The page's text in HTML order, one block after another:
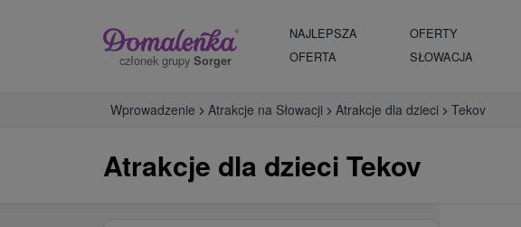
członek grupy Sorger
NAJLEPSZA
OFERTA
OFERTY
SŁOWACJA
Wprowadzenie Atrakcje na Słowacji Atrakcje dla dzieci Tekov
Atrakcje dla dzieci Tekov